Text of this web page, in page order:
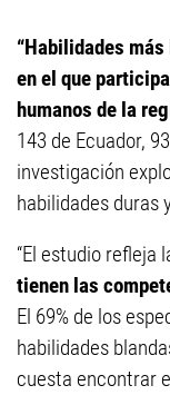
“Habilidades
en el que
humanos de la
143 de Ecuador,
investigación
habilidades duras
“El estudio refleja
tienen las
El 69% de los
habilidades
cuesta encontrar